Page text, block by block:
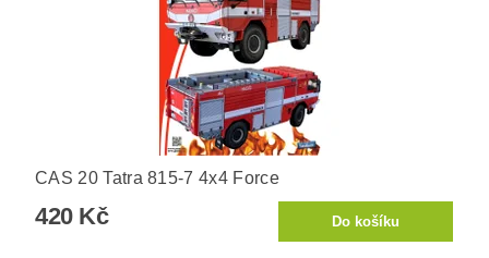
CAS 20 Tatra 815-7 4x4 Force
420 Kč